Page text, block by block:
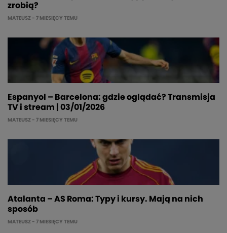
zrobią?
MATEUSZ - 7 MIESIĘCY TEMU
Espanyol – Barcelona: gdzie oglądać? Transmisja
TV i stream | 03/01/2026
MATEUSZ - 7 MIESIĘCY TEMU
Atalanta – AS Roma: Typy i kursy. Mają na nich
sposób
MATEUSZ - 7 MIESIĘCY TEMU